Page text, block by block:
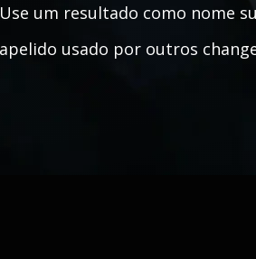
um resultado como nome
usado por outros